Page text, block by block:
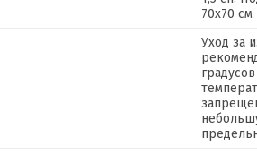
70х70 см
Уход за